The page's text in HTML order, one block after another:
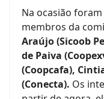
Na ocasião
membros da
Araújo (Sicoob
de Paiva
(Coopcafa),
(Conecta). Os